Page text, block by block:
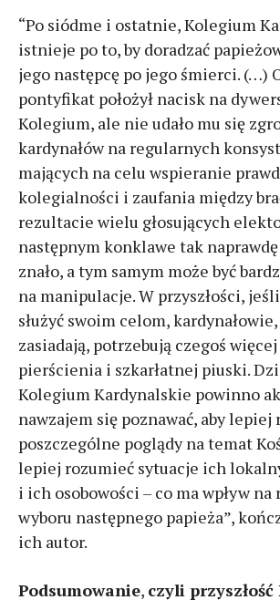
“Po siódme i ostatnie, Kolegium
istnieje po to, by doradzać
jego następcę po jego śmierci. (…)
pontyfikat położył nacisk na
Kolegium, ale nie udało mu się
kardynałów na regularnych
mających na celu wspieranie
kolegialności i zaufania między
rezultacie wielu głosujących
następnym konklawe tak
znało, a tym samym może być
na manipulacje. W przyszłości,
służyć swoim celom,
zasiadają, potrzebują czegoś
pierścienia i szkarłatnej piuski.
Kolegium Kardynalskie powinno
nawzajem się poznawać, aby lepiej
poszczególne poglądy na temat
lepiej rozumieć sytuacje ich
i ich osobowości – co ma wpływ na
wyboru następnego papieża”,
ich autor.
Podsumowanie, czyli przyszłość